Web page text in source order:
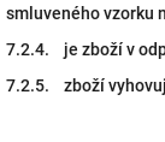
smluveného vzorku
7.2.4. je zboží v
7.2.5. zboží